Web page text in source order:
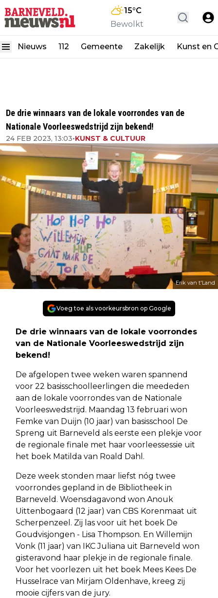
15°C
Bewolkt
Nieuws 112 Gemeente Zakelijk Kunst en
De drie winnaars van de lokale voorrondes van de
Nationale Voorleeswedstrijd zijn bekend!
24 FEB 2023, 13:03•KUNST & CULTUUR
Erik van t'Land
Voeg toe als voorkeursbron op Google
De drie winnaars van de lokale voorrondes
van de Nationale Voorleeswedstrijd zijn
bekend!
De afgelopen twee weken waren spannend
voor 22 basisschoolleerlingen die meededen
aan de lokale voorrondes van de Nationale
Voorleeswedstrijd. Maandag 13 februari won
Femke van Duijn (10 jaar) van basisschool De
Spreng uit Barneveld als eerste een plekje voor
de regionale finale met haar voorleessessie uit
het boek Matilda van Roald Dahl.
Deze week stonden maar liefst nóg twee
voorrondes gepland in de Bibliotheek in
Barneveld. Woensdagavond won Anouk
Uittenbogaard (12 jaar) van CBS Korenmaat uit
Scherpenzeel. Zij las voor uit het boek De
Goudvisjongen - Lisa Thompson. En Willemijn
Vonk (11 jaar) van IKC Juliana uit Barneveld won
gisteravond haar plekje in de regionale finale.
Voor het voorlezen uit het boek Mees Kees De
Husselrace van Mirjam Oldenhave, kreeg zij
mooie cijfers van de jury.